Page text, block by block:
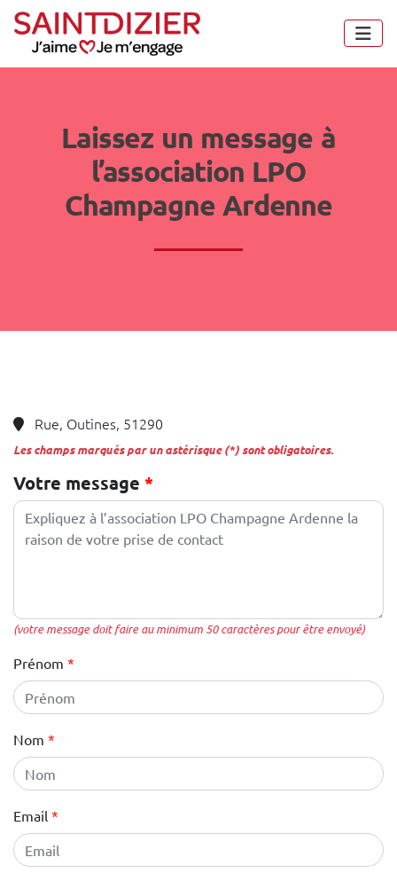
Laissez un message à
l’association LPO
Champagne Ardenne
Rue, Outines, 51290
Les champs marqués par un astérisque (*) sont obligatoires.
Votre message
(votre message doit faire au minimum 50 caractères pour être envoyé)
Prénom
Nom
Email
Panneau de gestion des cookies